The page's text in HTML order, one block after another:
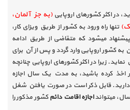
در اکثر کشور­های اروپایی(به جز آلمان،
تنها راه ورود به کشور از طریق ویزای کار،
می­شود که متقاضی از طریق ادامه
کشور اروپایی وارد گردد و پس از آن برای
زیرا در اکثر کشور­های اروپایی چنانچه
کرده باشید، به مدت یک سال اجازه
قابل ذکر است در صورت یافتن شغل
می­توانداجازه اقامت دائم کشور مذکور را